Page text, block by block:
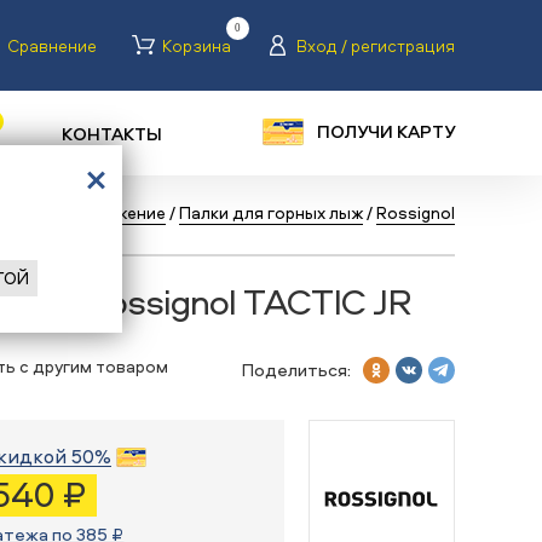
Сравнение Корзина
0
Вход / регистрация
КОНТАКТЫ ПОЛУЧИ КАРТУ
Снаряжение /Палки для горных лыж/Rossignol
Rossignol TACTIC JR
с другим товаром Поделиться:
50%
₽
по 385 ₽